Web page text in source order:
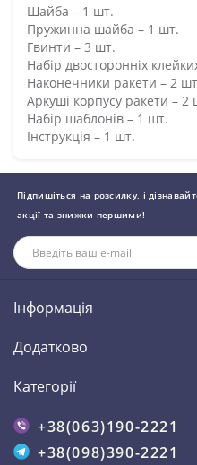
Шайба – 1 шт.
Пружинна шайба – 1 шт.
Гвинти – 3 шт.
Набір двосторонніх
Наконечники ракети – 2
Аркуші корпусу ракети – 2
Набір шаблонів – 1 шт.
Інструкція – 1 шт.
Підпишіться на розсилку, і
акції та знижки першими!
Інформація
Додатково
Категорії
+38(063)190-2221
+38(098)390-2221